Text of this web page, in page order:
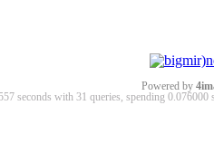
Powered by
seconds with 31 queries, spending